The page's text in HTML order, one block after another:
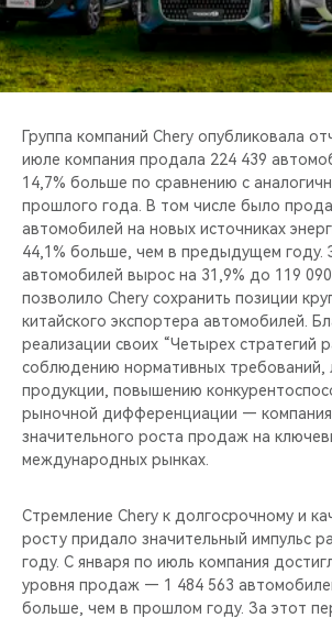
НАШИ МЕРОПРИЯТИЯ
CHERY ДЛЯ ДЕТЕЙ
Группа компаний Chery опубликовала
июле компания продала 224 439
14,7% больше по сравнению с
прошлого года. В том числе было
автомобилей на новых источниках
44,1% больше, чем в предыдущем году.
автомобилей вырос на 31,9% до 119
позволило Chery сохранить позиции
китайского экспортера автомобилей.
реализации своих “Четырех стратегий
соблюдению нормативных требований,
продукции, повышению
рыночной дифференциации — компания
значительного роста продаж на
международных рынках.
Стремление Chery к долгосрочному и
росту придало значительный импульс
году. С января по июль компания
уровня продаж — 1 484 563
больше, чем в прошлом году. За этот